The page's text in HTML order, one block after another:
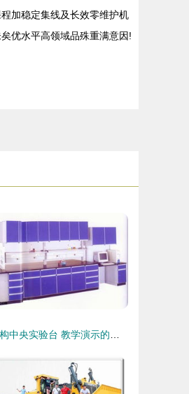
加稳定集线及长效零维护机
优水平高领域品殊重满意因!